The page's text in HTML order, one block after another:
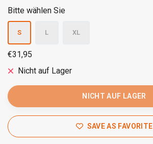
Bitte wählen Sie
S L XL
€31,95
Nicht auf Lager
NICHT AUF LAGER
SAVE AS FAVORITE